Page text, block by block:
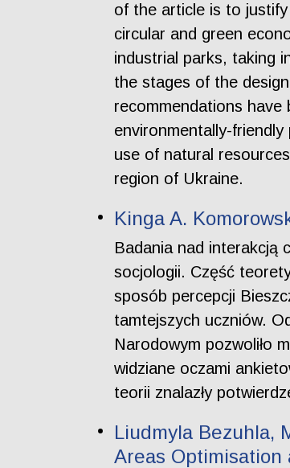
of the article is to
circular and green
industrial parks, taking
the stages of the
recommendations
environmentally-
use of natural
region of Ukraine.
Kinga A.
Badania nad interakcją
socjologii. Część
sposób percepcji
tamtejszych uczniów.
Narodowym pozwoliło
widziane oczami
teorii znalazły
Liudmyla Bezuhla,
Areas Optimisation